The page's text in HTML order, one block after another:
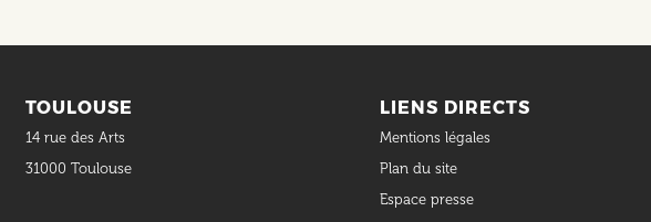
TOULOUSE
14 rue des Arts
31000 Toulouse
LIENS DIRECTS
Mentions légales
Plan du site
Espace presse